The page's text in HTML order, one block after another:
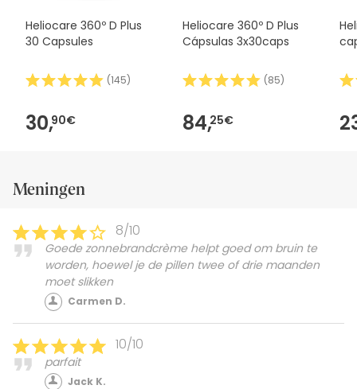
aan een lever- of galblaasaandoening of als je medicijnen
of anticoagulantia gebruikt. Overmatig gebruik kan een
Heliocare 360º D Plus
30 Capsules
(145)
30,90€
Heliocare 360º D Plus
Cápsulas 3x30caps
(85)
84,25€
Meningen
8/10
Goede zonnebrandcrème helpt goed om bruin te
worden, hoewel je de pillen twee of drie maanden
moet slikken
Carmen D.
10/10
parfait
Jack K.